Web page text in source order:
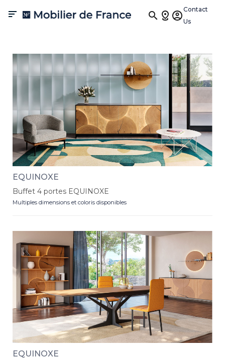

Contact
Us
Collection EQUINOXE
EQUINOXE
Buffet 4 portes EQUINOXE
Multiples dimensions et coloris disponibles
EQUINOXE